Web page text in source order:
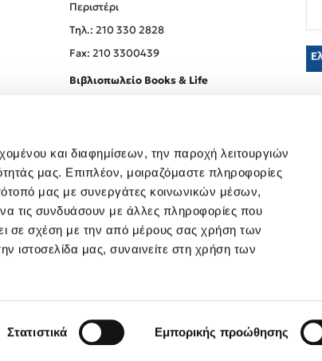
και διαφημίσεων, την παροχή λειτουργιών
μας. Επιπλέον, μοιραζόμαστε πληροφορίες
μας με συνεργάτες κοινωνικών μέσων,
τις συνδυάσουν με άλλες πληροφορίες που
σε σχέση με την από μέρους σας χρήση των
ιστοσελίδα μας, συναινείτε στη χρήση των
Στατιστικά Εμπορικής προώθησης
Περιστέρι
Tηλ.: 210 330 2828
Fax: 210 3300439
Βιβλιοπωλείο Books & Life
Created by Powered by